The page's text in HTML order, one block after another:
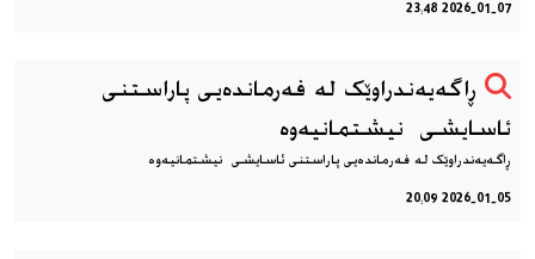
2026-01-07 23:48
ڕاگەیەندراوێک لە فەرماندەیی پاراستنی
ئاسایشی نیشتمانیەوە
ڕاگەیەندراوێک لە فەرماندەیی پاراستنی ئاسایشی نیشتمانیەوە
2026-01-05 20:09